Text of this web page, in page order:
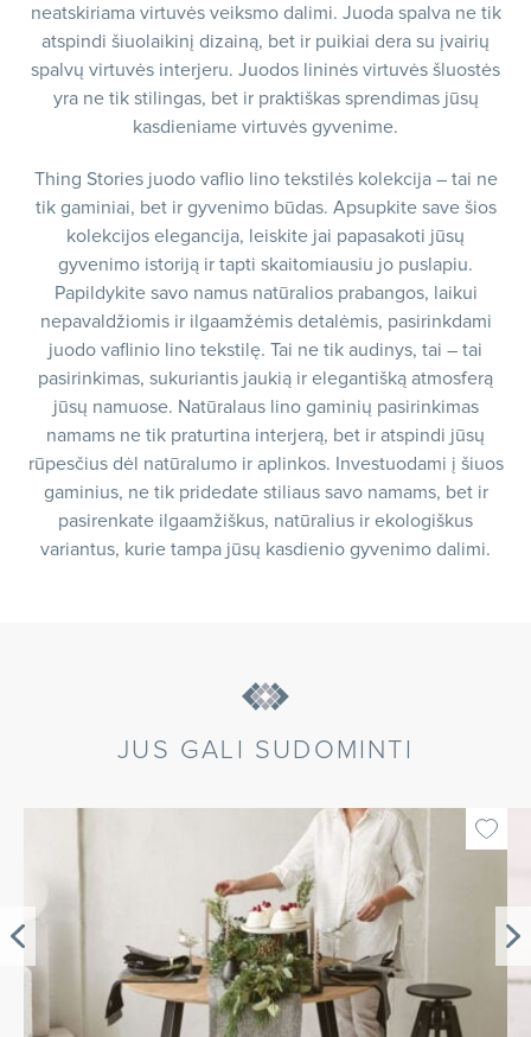
neatskiriama virtuvės veiksmo dalimi. Juoda spalva ne tik
atspindi šiuolaikinį dizainą, bet ir puikiai dera su įvairių
spalvų virtuvės interjeru. Juodos lininės virtuvės šluostės
yra ne tik stilingas, bet ir praktiškas sprendimas jūsų
kasdieniame virtuvės gyvenime.
Thing Stories juodo vaflio lino tekstilės kolekcija – tai ne
tik gaminiai, bet ir gyvenimo būdas. Apsupkite save šios
kolekcijos elegancija, leiskite jai papasakoti jūsų
gyvenimo istoriją ir tapti skaitomiausiu jo puslapiu.
Papildykite savo namus natūralios prabangos, laikui
nepavaldžiomis ir ilgaamžėmis detalėmis, pasirinkdami
juodo vaflinio lino tekstilę. Tai ne tik audinys, tai – tai
pasirinkimas, sukuriantis jaukią ir elegantišką atmosferą
jūsų namuose. Natūralaus lino gaminių pasirinkimas
namams ne tik praturtina interjerą, bet ir atspindi jūsų
rūpesčius dėl natūralumo ir aplinkos. Investuodami į šiuos
gaminius, ne tik pridedate stiliaus savo namams, bet ir
pasirenkate ilgaamžiškus, natūralius ir ekologiškus
variantus, kurie tampa jūsų kasdienio gyvenimo dalimi.
JUS GALI SUDOMINTI